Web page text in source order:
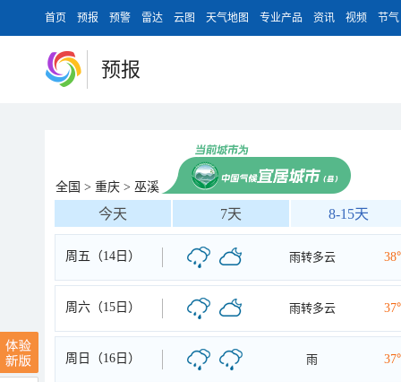
首页 预报 预警 雷达 云图 天气地图 专业产品 资讯 视频 节气
预报
全国 > 重庆 > 巫溪
今天 7天 8-15天
周五（14日） 雨转多云
周六（15日） 雨转多云
周日（16日） 雨